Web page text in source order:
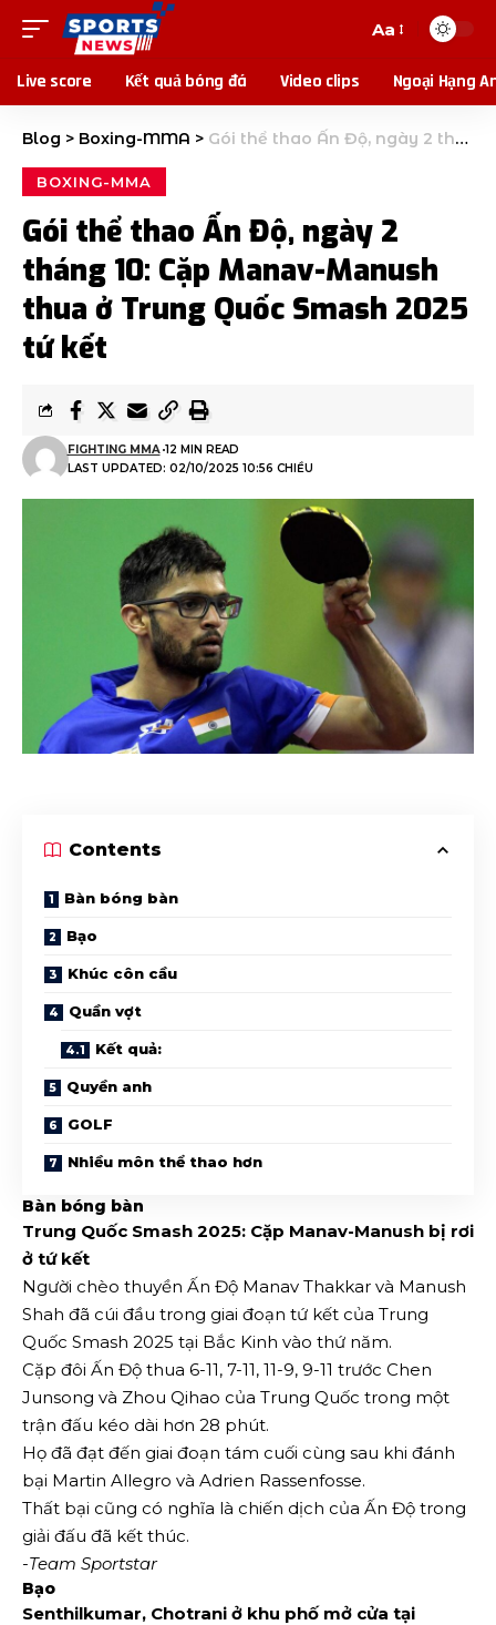
Aa
Live score Kết quả bóng đá Video clips Ngoại Hạng
Blog > Boxing-MMA > Gói thể thao Ấn Độ, ngày 2 tháng 10: Cặp Manav-Manush thua ở Trung Quốc Smash 2025 tứ kết
BOXING-MMA
Gói thể thao Ấn Độ, ngày 2
tháng 10: Cặp Manav-Manush
thua ở Trung Quốc Smash 2025
tứ kết
LAST UPDATED: 02/10/2025 10:56 CHIỀU
FIGHTING MMA 12 MIN READ
Contents
Bàn bóng bàn
Bạo
Khúc côn cầu
Quần vợt
Kết quả:
Quyền anh
GOLF
Nhiều môn thể thao hơn
Bàn bóng bàn
Trung Quốc Smash 2025: Cặp Manav-Manush bị rơi
ở tứ kết
Người chèo thuyền Ấn Độ Manav Thakkar và Manush
Shah đã cúi đầu trong giai đoạn tứ kết của Trung
Quốc Smash 2025 tại Bắc Kinh vào thứ năm.
Cặp đôi Ấn Độ thua 6-11, 7-11, 11-9, 9-11 trước Chen
Junsong và Zhou Qihao của Trung Quốc trong một
trận đấu kéo dài hơn 28 phút.
Họ đã đạt đến giai đoạn tám cuối cùng sau khi đánh
bại Martin Allegro và Adrien Rassenfosse.
Thất bại cũng có nghĩa là chiến dịch của Ấn Độ trong
giải đấu đã kết thúc.
-Team Sportstar
Bạo
Senthilkumar, Chotrani ở khu phố mở cửa tại